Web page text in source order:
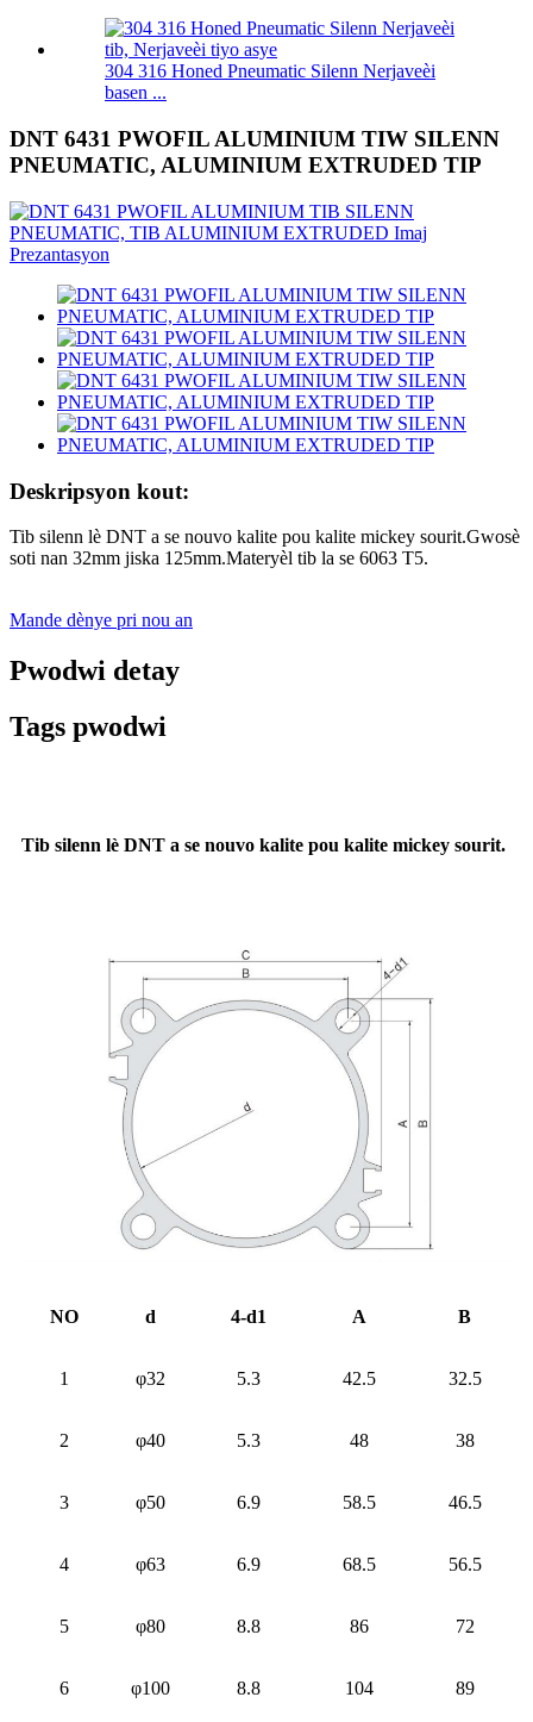
304 316 Honed Pneumatic Silenn Nerjaveèi
basen ...
DNT 6431 PWOFIL ALUMINIUM TIW SILENN
PNEUMATIC, ALUMINIUM EXTRUDED TIP
Deskripsyon kout:
Tib silenn lè DNT a se nouvo kalite pou kalite mickey sourit.Gwosè
soti nan 32mm jiska 125mm.Materyèl tib la se 6063 T5.
Mande dènye pri nou an
Pwodwi detay
Tags pwodwi
Tib silenn lè DNT a se nouvo kalite pou kalite mickey sourit.
NO d 4-d1 A B
1 φ32 5.3 42.5 32.5
2 φ40 5.3 48 38
3 φ50 6.9 58.5 46.5
4 φ63 6.9 68.5 56.5
5 φ80 8.8 86 72
6 φ100 8.8 104 89